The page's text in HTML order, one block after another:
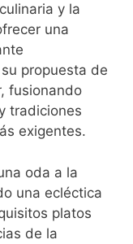
y la
una
propuesta de
fusionando
tradiciones
exigentes.
oda a la
una ecléctica
platos
de la